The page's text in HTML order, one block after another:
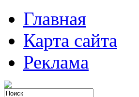
Главная
Карта сайта
Реклама